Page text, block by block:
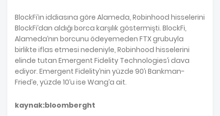
BlockFi’ın iddiasına göre Alameda, Robinhood hisselerini
BlockFi’dan aldığı borca karşılık göstermişti. BlockFi,
Alameda’nın borcunu ödeyemeden FTX grubuyla
birlikte iflas etmesi nedeniyle, Robinhood hisselerini
elinde tutan Emergent Fidelity Technologies’i dava
ediyor. Emergent Fidelity’nin yüzde 90’ı Bankman-
Fried’e, yüzde 10’u ise Wang’a ait.
kaynak:bloomberght